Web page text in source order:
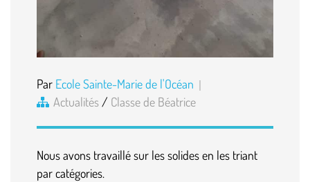
Par Ecole Sainte-Marie de l'Océan
Actualités / Classe de Béatrice
Nous avons travaillé sur les solides en les triant
par catégories.